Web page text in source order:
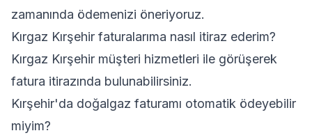
zamanında ödemenizi öneriyoruz.
Kırgaz Kırşehir faturalarıma nasıl itiraz ederim?
Kırgaz Kırşehir müşteri hizmetleri ile görüşerek
fatura itirazında bulunabilirsiniz.
Kırşehir'da doğalgaz faturamı otomatik ödeyebilir
miyim?